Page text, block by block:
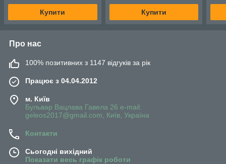
Купити Купити
Про нас
100% позитивних з 1147 відгуків за рік
Працює з 04.04.2012
м. Київ
Бульвар Вацлава Гавела 26 e-mail:
geleos2017@gmail.com, Київ, Україна
Контакти
Сьогодні вихідний
Показати весь графік роботи